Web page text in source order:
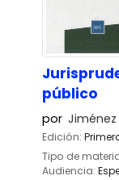
público
por
Edición:
Tipo de
Audiencia: